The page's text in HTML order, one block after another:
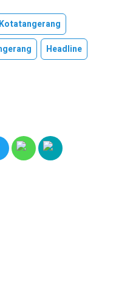
Headline